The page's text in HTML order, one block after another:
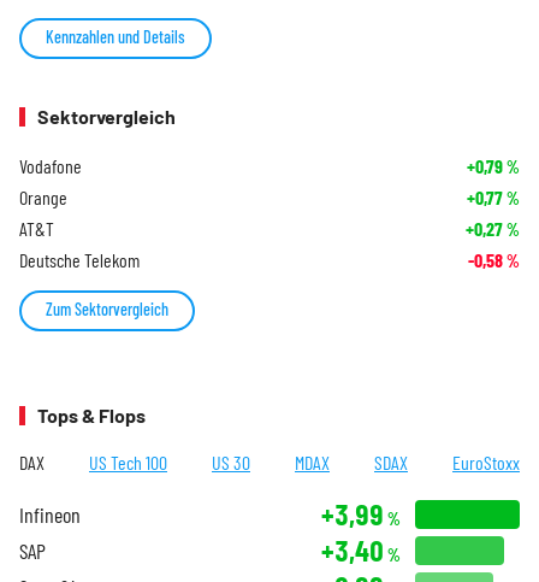
Kennzahlen und Details
Sektorvergleich
Vodafone +0,79%
Orange +0,77%
AT&T +0,27%
Deutsche Telekom -0,58%
Zum Sektorvergleich
Tops & Flops
DAX US Tech 100 US 30 MDAX SDAX EuroStoxx
Infineon +3,99 %
SAP +3,40 %